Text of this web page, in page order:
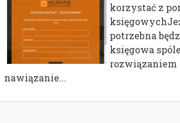
korzystać z
potrzebna
księgowa
rozwiązaniem
nawiązanie...